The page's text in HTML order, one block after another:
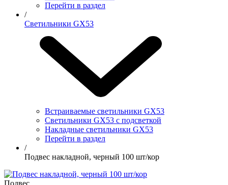
Перейти в раздел
/
Светильники GX53
Встраиваемые светильники GX53
Светильники GX53 с подсветкой
Накладные светильники GX53
Перейти в раздел
/
Подвес накладной, черный 100 шт/кор
Подвес